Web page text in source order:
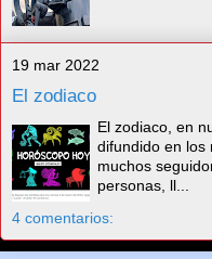
19 mar 2022
El zodiaco
El zodiaco, en
difundido en los
muchos
personas, ll...
4 comentarios: